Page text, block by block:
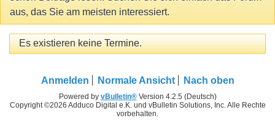
aus, das Sie am meisten interessiert.
Es existieren keine Termine.
Anmelden Normale Ansicht Nach oben
Powered by vBulletin®Version 4.2.5 (Deutsch)
Copyright ©2026 Adduco Digital e.K. und vBulletin Solutions, Inc. Alle Rechte
vorbehalten.